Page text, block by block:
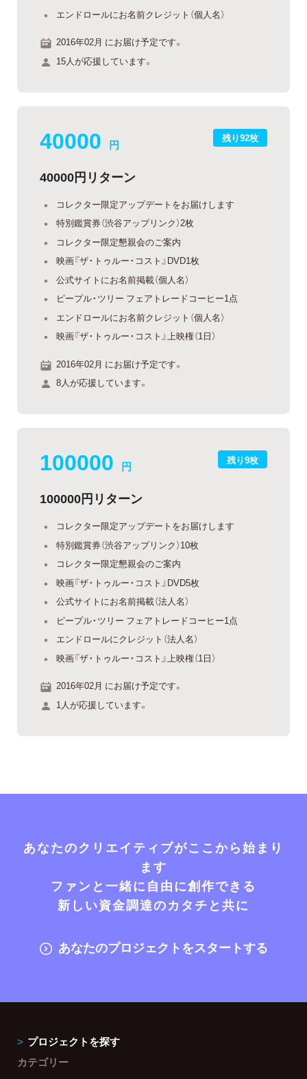
エンドロールにお名前クレジット（個人名）
2016年02月 にお届け予定です。
15人が応援しています。
残り92枚
40000 円
40000円リターン
コレクター限定アップデートをお届けします
特別鑑賞券（渋谷アップリンク）2枚
コレクター限定懇親会のご案内
映画『ザ・トゥルー・コスト』DVD1枚
公式サイトにお名前掲載（個人名）
ピープル・ツリー フェアトレードコーヒー1点
エンドロールにお名前クレジット（個人名）
映画『ザ・トゥルー・コスト』上映権（1日）
2016年02月 にお届け予定です。
8人が応援しています。
残り9枚
100000 円
100000円リターン
コレクター限定アップデートをお届けします
特別鑑賞券（渋谷アップリンク）10枚
コレクター限定懇親会のご案内
映画『ザ・トゥルー・コスト』DVD5枚
公式サイトにお名前掲載（法人名）
ピープル・ツリー フェアトレードコーヒー1点
エンドロールにクレジット（法人名）
映画『ザ・トゥルー・コスト』上映権（1日）
2016年02月 にお届け予定です。
1人が応援しています。
あなたのクリエイティブがここから始まり
ます
ファンと一緒に自由に創作できる
新しい資金調達のカタチと共に
あなたのプロジェクトをスタートする
プロジェクトを探す
カテゴリー